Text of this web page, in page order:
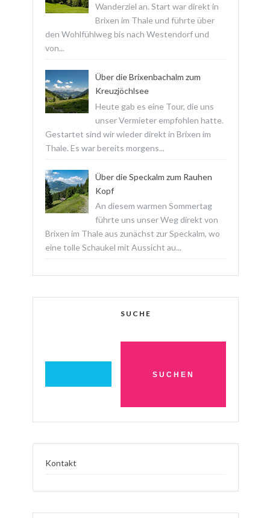
Wanderziel an. Start war direkt in
Brixen im Thale und führte über
den Wohlfühlweg bis nach Westendorf und
von...
Über die Brixenbachalm zum
Kreuzjöchlsee
Heute gab es eine Tour, die uns
unser Vermieter empfohlen hatte.
Gestartet sind wir wieder direkt in Brixen im
Thale. Es war bereits morgens...
Über die Speckalm zum Rauhen
Kopf
An diesem warmen Sommertag
führte uns unser Weg direkt von
Brixen im Thale aus zunächst zur Speckalm, wo
eine tolle Schaukel mit Aussicht au...
SUCHE
Kontakt